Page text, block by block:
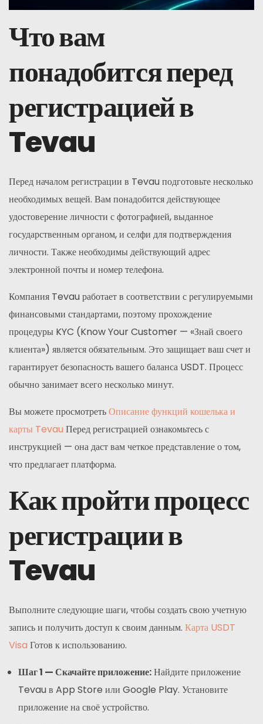
Что вам
понадобится перед
регистрацией в
Tevau
Перед началом регистрации в Tevau подготовьте несколько
необходимых вещей. Вам понадобится действующее
удостоверение личности с фотографией, выданное
государственным органом, и селфи для подтверждения
личности. Также необходимы действующий адрес
электронной почты и номер телефона.
Компания Tevau работает в соответствии с регулируемыми
финансовыми стандартами, поэтому прохождение
процедуры KYC (Know Your Customer — «Знай своего
клиента») является обязательным. Это защищает ваш счет и
гарантирует безопасность вашего баланса USDT. Процесс
обычно занимает всего несколько минут.
Вы можете просмотретьОписание функций кошелька и
карты Tevau Перед регистрацией ознакомьтесь с
инструкцией — она даст вам четкое представление о том,
что предлагает платформа.
Как пройти процесс
регистрации в
Tevau
Выполните следующие шаги, чтобы создать свою учетную
запись и получить доступ к своим данным. Карта USDT
Visa Готов к использованию.
Шаг 1 — Скачайте приложение:Найдите приложение
Tevau в App Store или Google Play. Установите
приложение на своё устройство.